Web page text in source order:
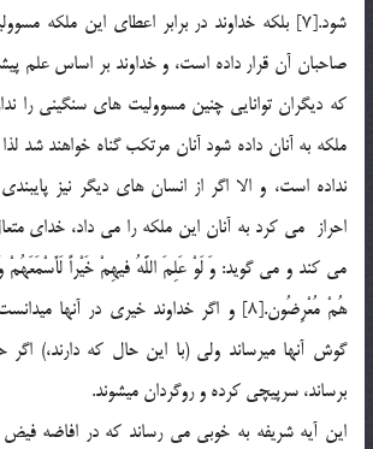
شود.[7] بلکه خداوند در برابر اعطای این ملکه
صاحبان آن قرار داده است، و خداوند بر اساس علم
که دیگران توانایی چنین مسوولیت های سنگینی را
ملکه به آنان داده شود آنان مرتکب گناه خواهند شد
نداده است، و الا اگر از انسان های دیگر نیز
احراز می کرد به آنان این ملکه را می داد، خدای
می کند و می گوید: وَ لَوْ عَلِمَ اللَّهُ فيهِمْ خَيْراً لَأَسْمَعَهُمْ
هُمْ مُعْرِضُون‏.[8] و اگر خداوند خيري در آنها
گوش آنها مي‏رساند ولي (با اين حال كه دارند،)
برساند، سرپيچي كرده و روگردان مي‏شوند.
اين آیه شریفه به خوبی می رساند که در افاضه